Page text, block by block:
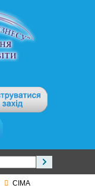
CIMA